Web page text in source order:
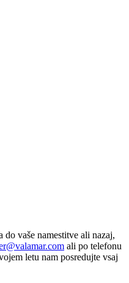
vaše namestitve ali nazaj,
ali po telefonu
letu nam posredujte vsaj